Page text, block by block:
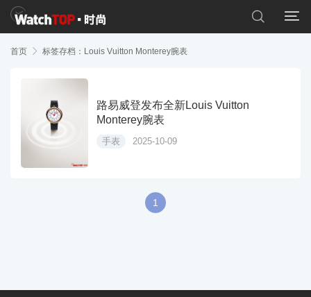


首页  标签存档：Louis Vuitton Monterey腕表
路易威登发布全新Louis Vuitton
Monterey腕表
手表 2025-10-09
1